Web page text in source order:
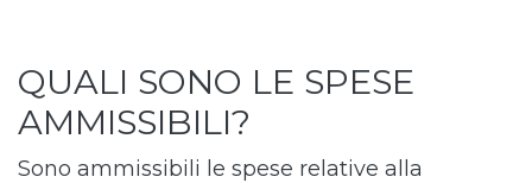
QUALI SONO LE SPESE
AMMISSIBILI?
Sono ammissibili le spese relative alla